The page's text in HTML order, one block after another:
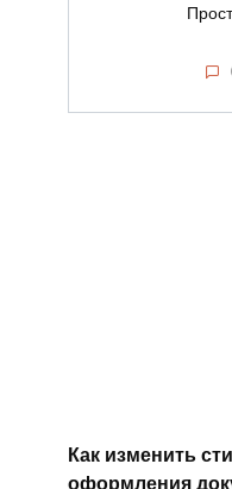
Как изменить
оформления